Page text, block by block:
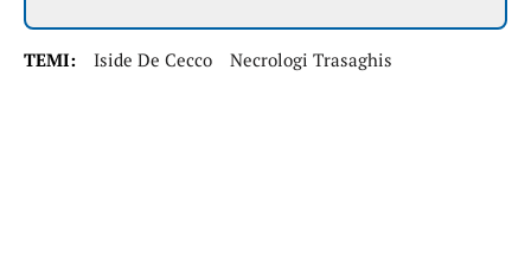
TEMI: Iside De Cecco Necrologi Trasaghis